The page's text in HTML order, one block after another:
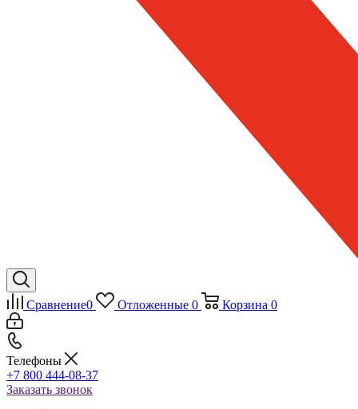
Сравнение0 Отложенные 0 Корзина 0
Телефоны
+7 800 444-08-37
Заказать звонок